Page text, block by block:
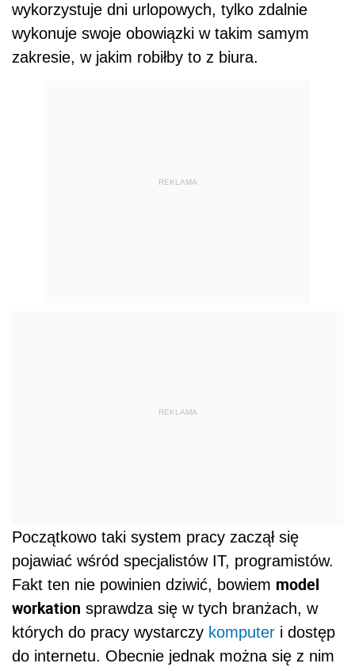
wykorzystuje dni urlopowych, tylko zdalnie
wykonuje swoje obowiązki w takim samym
zakresie, w jakim robiłby to z biura.
REKLAMA
REKLAMA
Początkowo taki system pracy zaczął się
pojawiać wśród specjalistów IT, programistów.
Fakt ten nie powinien dziwić, bowiem model
workation sprawdza się w tych branżach, w
których do pracy wystarczy komputer i dostęp
do internetu. Obecnie jednak można się z nim